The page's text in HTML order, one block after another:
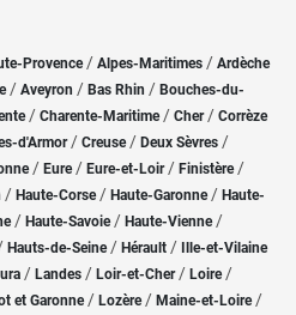
Provence / Alpes-Maritimes / Ardèche
/ Aveyron / Bas Rhin / Bouches-du-
/ Charente-Maritime/ Cher / Corrèze
d'Armor/ Creuse/ Deux Sèvres /
/ Eure/ Eure-et-Loir / Finistère/
/ Haute-Corse/ Haute-Garonne/ Haute-
/ Haute-Savoie/ Haute-Vienne/
Hauts-de-Seine/ Hérault / Ille-et-Vilaine
/ Landes / Loir-et-Cher/ Loire/
et Garonne/ Lozère / Maine-et-Loire/